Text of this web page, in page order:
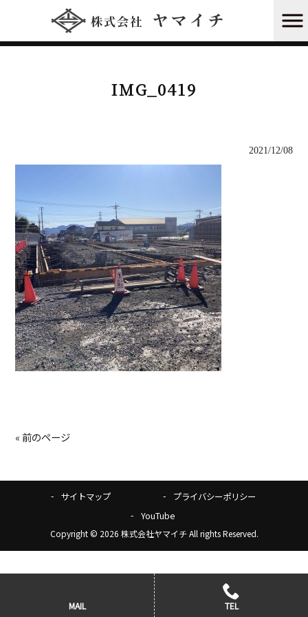
株式会社ヤマイチ HOME
IMG_0419
2021/12/08
« 前のページ
サイトマップ
プライバシーポリシー
YouTube
Copyright © 2026 株式会社ヤマイチ All rights Reserved.
MAIL TEL